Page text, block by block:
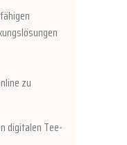
zu
digitalen Tee-